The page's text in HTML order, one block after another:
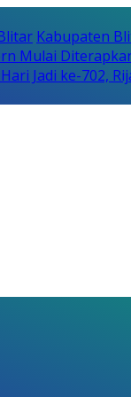
Kabupaten
Mulai
Jadi ke-702,